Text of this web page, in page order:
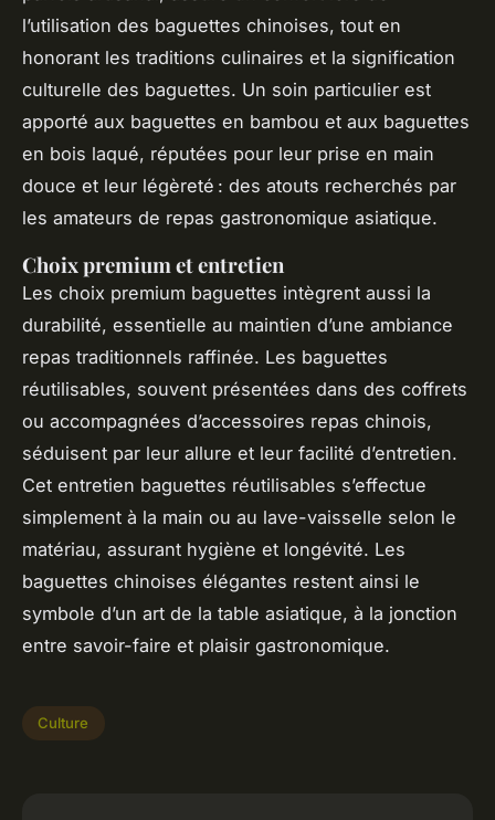
l’utilisation des baguettes chinoises, tout en
honorant les traditions culinaires et la signification
culturelle des baguettes. Un soin particulier est
apporté aux baguettes en bambou et aux baguettes
en bois laqué, réputées pour leur prise en main
douce et leur légèreté : des atouts recherchés par
les amateurs de repas gastronomique asiatique.
Choix premium et entretien
Les choix premium baguettes intègrent aussi la
durabilité, essentielle au maintien d’une ambiance
repas traditionnels raffinée. Les baguettes
réutilisables, souvent présentées dans des coffrets
ou accompagnées d’accessoires repas chinois,
séduisent par leur allure et leur facilité d’entretien.
Cet entretien baguettes réutilisables s’effectue
simplement à la main ou au lave-vaisselle selon le
matériau, assurant hygiène et longévité. Les
baguettes chinoises élégantes restent ainsi le
symbole d’un art de la table asiatique, à la jonction
entre savoir-faire et plaisir gastronomique.
Culture